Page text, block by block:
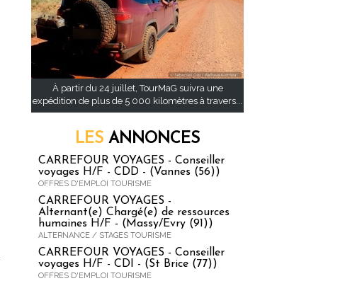
À partir du 24 juillet, TourMaG suivra une
expédition de plus de 5 000 kilomètres à travers...
LES ANNONCES
CARREFOUR VOYAGES - Conseiller
voyages H/F - CDD - (Vannes (56))
OFFRES D'EMPLOI TOURISME
CARREFOUR VOYAGES -
Alternant(e) Chargé(e) de ressources
humaines H/F - (Massy/Evry (91))
ALTERNANCE / STAGES TOURISME
CARREFOUR VOYAGES - Conseiller
voyages H/F - CDI - (St Brice (77))
OFFRES D'EMPLOI TOURISME